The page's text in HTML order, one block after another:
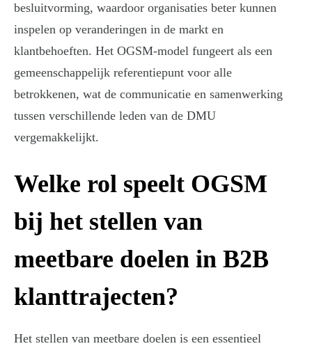
besluitvorming, waardoor organisaties beter kunnen
inspelen op veranderingen in de markt en
klantbehoeften. Het OGSM-model fungeert als een
gemeenschappelijk referentiepunt voor alle
betrokkenen, wat de communicatie en samenwerking
tussen verschillende leden van de DMU
vergemakkelijkt.
Welke rol speelt OGSM
bij het stellen van
meetbare doelen in B2B
klanttrajecten?
Het stellen van meetbare doelen is een essentieel